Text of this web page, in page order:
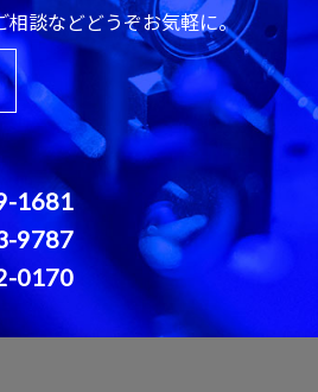
相談などどうぞお気軽に。
1681
9787
0170